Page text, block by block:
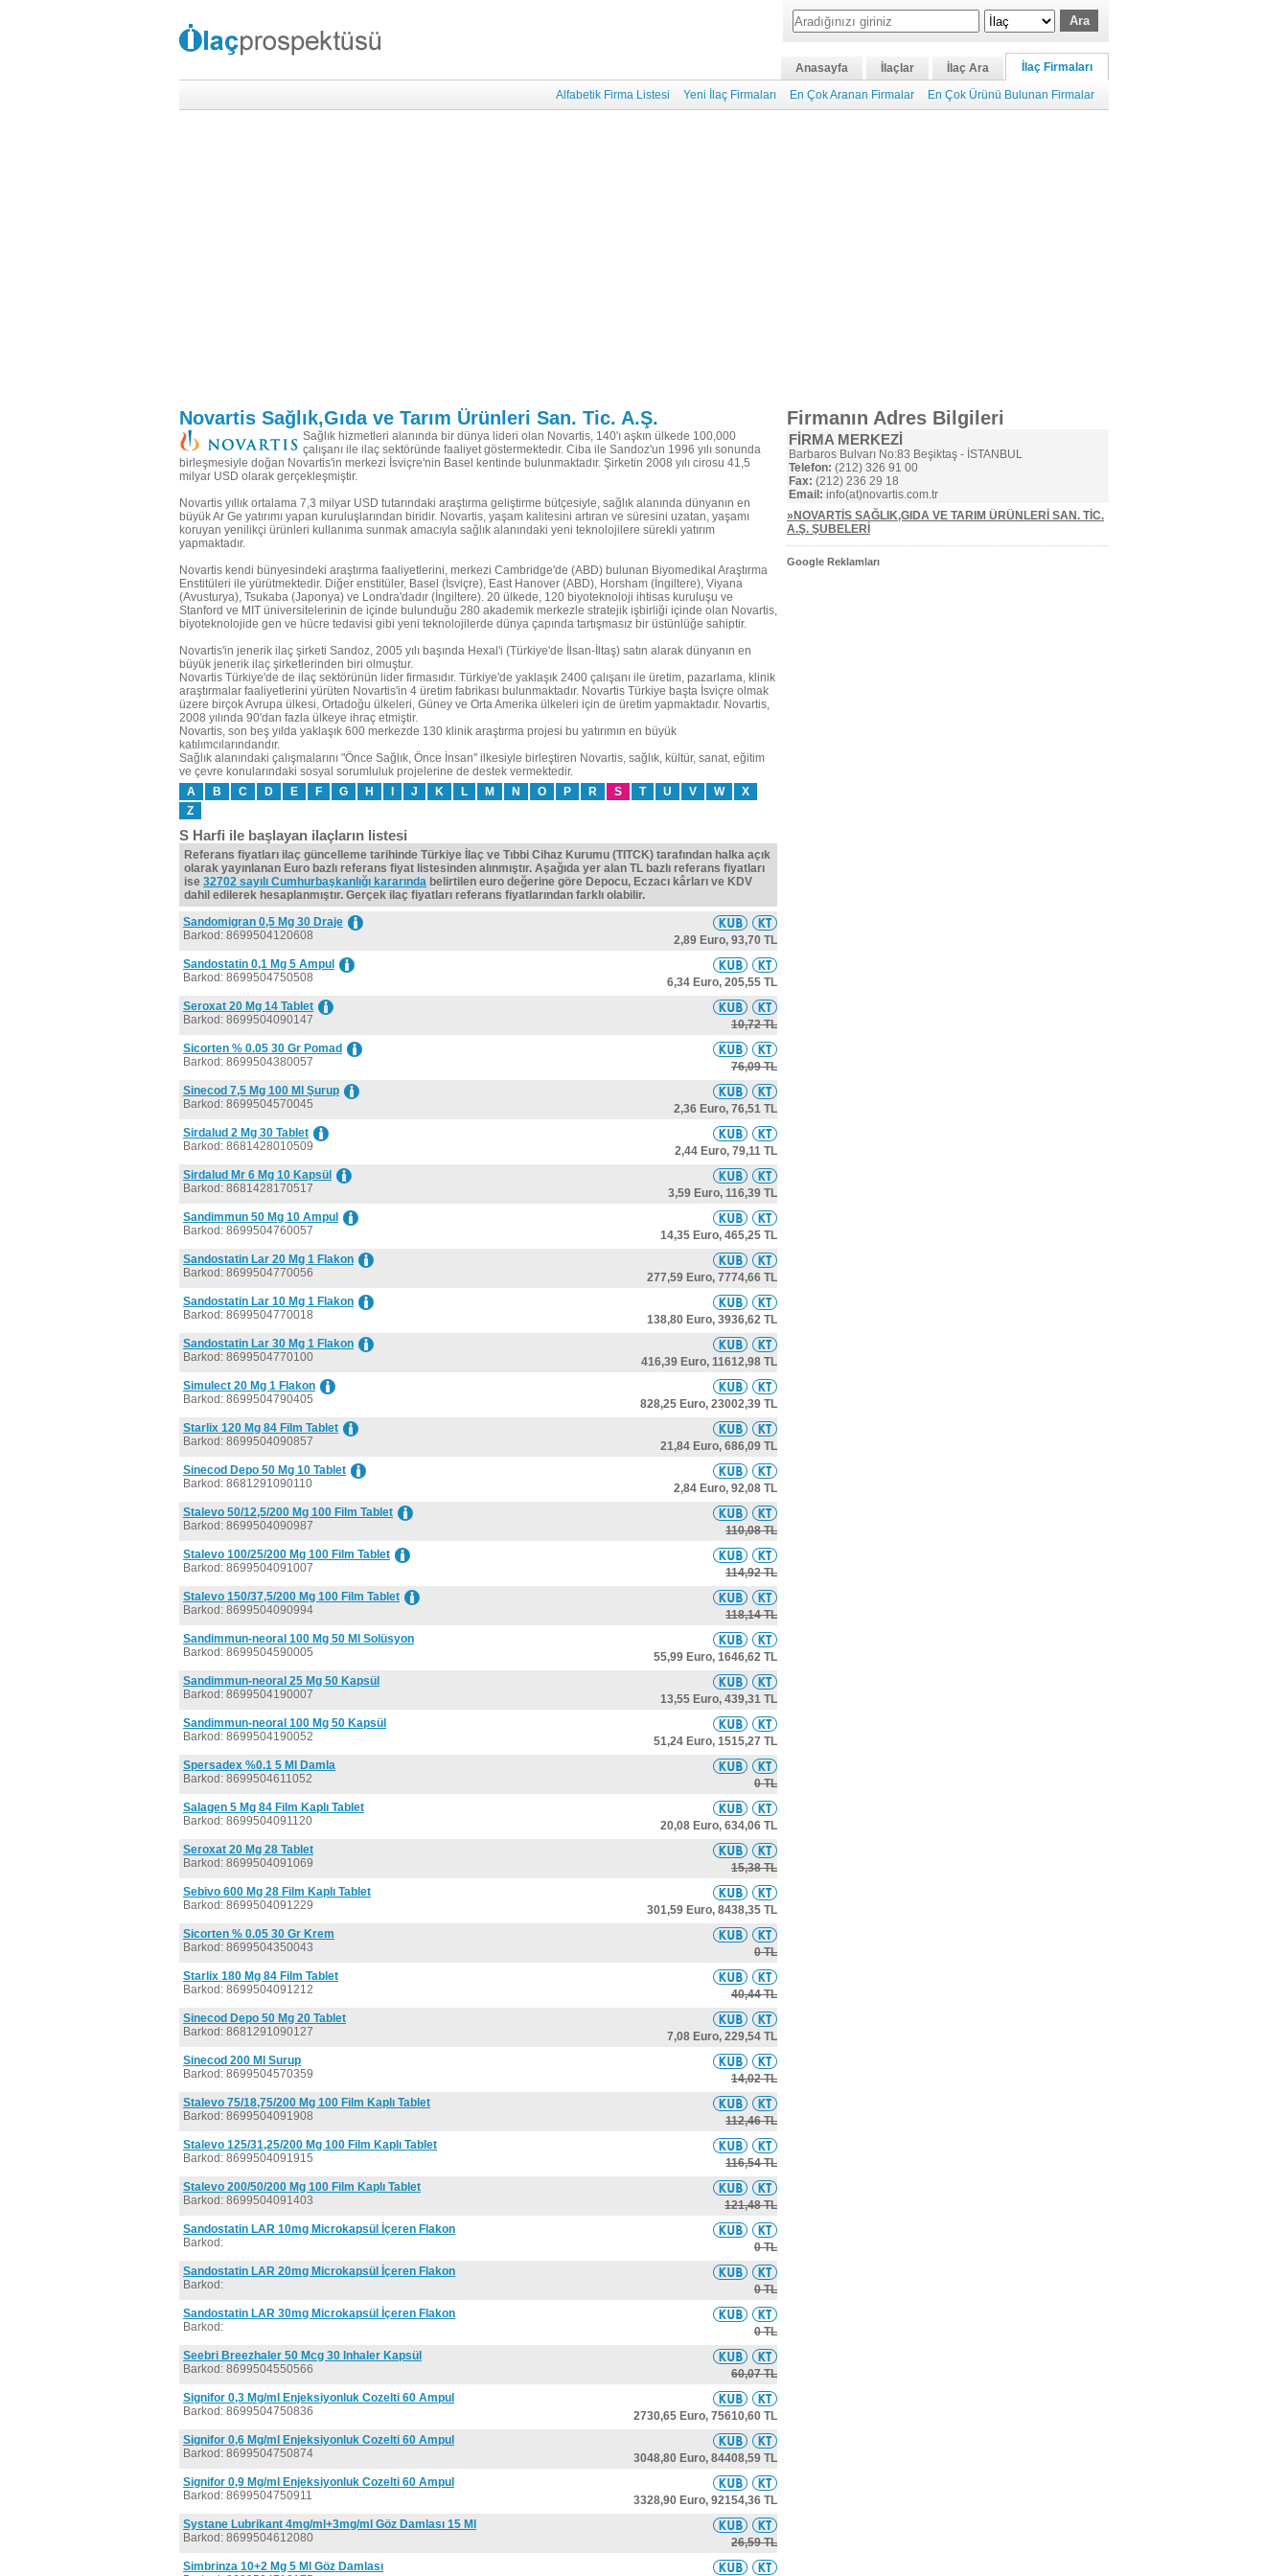
Anasayfa İlaçlar İlaç Ara İlaç Firmaları
Alfabetik Firma Listesi Yeni İlaç Firmaları En Çok Aranan Firmalar En Çok Ürünü Bulunan Firmalar
Novartis Sağlık,Gıda ve Tarım Ürünleri San. Tic. A.Ş.
Sağlık hizmetleri alanında bir dünya lideri olan Novartis, 140'ı aşkın ülkede 100,000
çalışanı ile ilaç sektöründe faaliyet göstermektedir. Ciba ile Sandoz'un 1996 yılı sonunda
birleşmesiyle doğan Novartis'in merkezi İsviçre'nin Basel kentinde bulunmaktadır. Şirketin 2008 yılı cirosu 41,5
milyar USD olarak gerçekleşmiştir.
Novartis yıllık ortalama 7,3 milyar USD tutarındaki araştırma geliştirme bütçesiyle, sağlık alanında dünyanın en
büyük Ar Ge yatırımı yapan kuruluşlarından biridir. Novartis, yaşam kalitesini artıran ve süresini uzatan, yaşamı
koruyan yenilikçi ürünleri kullanıma sunmak amacıyla sağlık alanındaki yeni teknolojilere sürekli yatırım
yapmaktadır.
Novartis kendi bünyesindeki araştırma faaliyetlerini, merkezi Cambridge'de (ABD) bulunan Biyomedikal Araştırma
Enstitüleri ile yürütmektedir. Diğer enstitüler, Basel (İsviçre), East Hanover (ABD), Horsham (İngiltere), Viyana
(Avusturya), Tsukaba (Japonya) ve Londra'dadır (İngiltere). 20 ülkede, 120 biyoteknoloji ihtisas kuruluşu ve
Stanford ve MIT üniversitelerinin de içinde bulunduğu 280 akademik merkezle stratejik işbirliği içinde olan Novartis,
biyoteknolojide gen ve hücre tedavisi gibi yeni teknolojilerde dünya çapında tartışmasız bir üstünlüğe sahiptir.
Novartis'in jenerik ilaç şirketi Sandoz, 2005 yılı başında Hexal'i (Türkiye'de İlsan-İltaş) satın alarak dünyanın en
büyük jenerik ilaç şirketlerinden biri olmuştur.
Novartis Türkiye'de de ilaç sektörünün lider firmasıdır. Türkiye'de yaklaşık 2400 çalışanı ile üretim, pazarlama, klinik
araştırmalar faaliyetlerini yürüten Novartis'in 4 üretim fabrikası bulunmaktadır. Novartis Türkiye başta İsviçre olmak
üzere birçok Avrupa ülkesi, Ortadoğu ülkeleri, Güney ve Orta Amerika ülkeleri için de üretim yapmaktadır. Novartis,
2008 yılında 90'dan fazla ülkeye ihraç etmiştir.
Novartis, son beş yılda yaklaşık 600 merkezde 130 klinik araştırma projesi bu yatırımın en büyük
katılımcılarındandır.
Sağlık alanındaki çalışmalarını "Önce Sağlık, Önce İnsan" ilkesiyle birleştiren Novartis, sağlık, kültür, sanat, eğitim
ve çevre konularındaki sosyal sorumluluk projelerine de destek vermektedir.
A
B C D E F G H J K L M N O P R S T U V W
X
Z
S Harfi ile başlayan ilaçların listesi
Referans fiyatları ilaç güncelleme tarihinde Türkiye İlaç ve Tıbbi Cihaz Kurumu (TITCK) tarafından halka açık
olarak yayınlanan Euro bazlı referans fiyat listesinden alınmıştır. Aşağıda yer alan TL bazlı referans fiyatları
ise 32702 sayılı Cumhurbaşkanlığı kararında belirtilen euro değerine göre Depocu, Eczacı kârları ve KDV
dahil edilerek hesaplanmıştır. Gerçek ilaç fiyatları referans fiyatlarından farklı olabilir.
Sandomigran 0,5 Mg 30 Draje
Barkod: 8699504120608
2,89 Euro, 93,70 TL
Sandostatin 0,1 Mg 5 Ampul
Barkod: 8699504750508
6,34 Euro, 205,55 TL
Seroxat 20 Mg 14 Tablet
Barkod: 8699504090147
10,72 TL
Sicorten % 0.05 30 Gr Pomad
Barkod: 8699504380057
76,09 TL
Sinecod 7,5 Mg 100 Ml Şurup
Barkod: 8699504570045
2,36 Euro, 76,51 TL
Sirdalud 2 Mg 30 Tablet
Barkod: 8681428010509
2,44 Euro, 79,11 TL
Sirdalud Mr 6 Mg 10 Kapsül
Barkod: 8681428170517
3,59 Euro, 116,39 TL
Sandimmun 50 Mg 10 Ampul
Barkod: 8699504760057
14,35 Euro, 465,25 TL
Sandostatin Lar 20 Mg 1 Flakon
Barkod: 8699504770056
277,59 Euro, 7774,66 TL
Sandostatin Lar 10 Mg 1 Flakon
Barkod: 8699504770018
138,80 Euro, 3936,62 TL
Sandostatin Lar 30 Mg 1 Flakon
Barkod: 8699504770100
416,39 Euro, 11612,98 TL
Simulect 20 Mg 1 Flakon
Barkod: 8699504790405
828,25 Euro, 23002,39 TL
Starlix 120 Mg 84 Film Tablet
Barkod: 8699504090857
21,84 Euro, 686,09 TL
Sinecod Depo 50 Mg 10 Tablet
Barkod: 8681291090110
2,84 Euro, 92,08 TL
Stalevo 50/12,5/200 Mg 100 Film Tablet
Barkod: 8699504090987
110,08 TL
Stalevo 100/25/200 Mg 100 Film Tablet
Barkod: 8699504091007
114,92 TL
Stalevo 150/37,5/200 Mg 100 Film Tablet
Barkod: 8699504090994
118,14 TL
Sandimmun-neoral 100 Mg 50 Ml Solüsyon
Barkod: 8699504590005
55,99 Euro, 1646,62 TL
Sandimmun-neoral 25 Mg 50 Kapsül
Barkod: 8699504190007
13,55 Euro, 439,31 TL
Sandimmun-neoral 100 Mg 50 Kapsül
Barkod: 8699504190052
51,24 Euro, 1515,27 TL
Spersadex %0.1 5 Ml Damla
Barkod: 8699504611052
0 TL
Salagen 5 Mg 84 Film Kaplı Tablet
Barkod: 8699504091120
20,08 Euro, 634,06 TL
Seroxat 20 Mg 28 Tablet
Barkod: 8699504091069
15,38 TL
Sebivo 600 Mg 28 Film Kaplı Tablet
Barkod: 8699504091229
301,59 Euro, 8438,35 TL
Sicorten % 0.05 30 Gr Krem
Barkod: 8699504350043
0 TL
Starlix 180 Mg 84 Film Tablet
Barkod: 8699504091212
40,44 TL
Sinecod Depo 50 Mg 20 Tablet
Barkod: 8681291090127
7,08 Euro, 229,54 TL
Sinecod 200 Ml Surup
Barkod: 8699504570359
14,02 TL
Stalevo 75/18,75/200 Mg 100 Film Kaplı Tablet
Barkod: 8699504091908
112,46 TL
Stalevo 125/31,25/200 Mg 100 Film Kaplı Tablet
Barkod: 8699504091915
116,54 TL
Stalevo 200/50/200 Mg 100 Film Kaplı Tablet
Barkod: 8699504091403
121,48 TL
Sandostatin LAR 10mg Microkapsül İçeren Flakon
Barkod:
0 TL
Sandostatin LAR 20mg Microkapsül İçeren Flakon
Barkod:
0 TL
Sandostatin LAR 30mg Microkapsül İçeren Flakon
Barkod:
0 TL
Seebri Breezhaler 50 Mcg 30 Inhaler Kapsül
Barkod: 8699504550566
60,07 TL
Signifor 0,3 Mg/ml Enjeksiyonluk Cozelti 60 Ampul
Barkod: 8699504750836
2730,65 Euro, 75610,60 TL
Signifor 0,6 Mg/ml Enjeksiyonluk Cozelti 60 Ampul
Barkod: 8699504750874
3048,80 Euro, 84408,59 TL
Signifor 0,9 Mg/ml Enjeksiyonluk Cozelti 60 Ampul
Barkod: 8699504750911
3328,90 Euro, 92154,36 TL
Systane Lubrikant 4mg/ml+3mg/ml Göz Damlası 15 Ml
Barkod: 8699504612080
26,59 TL
Simbrinza 10+2 Mg 5 Ml Göz Damlası
Firmanın Adres Bilgileri
FİRMA MERKEZİ
Barbaros Bulvarı No:83 Beşiktaş - İSTANBUL
Telefon: (212) 326 91 00
Fax: (212) 236 29 18
Email: info(at)novartis.com.tr
»NOVARTİS SAĞLIK,GIDA VE TARIM ÜRÜNLERİ SAN. TİC.
A.Ş. ŞUBELERİ
Google Reklamları